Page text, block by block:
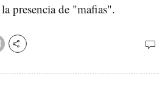
presencia de "mafias".